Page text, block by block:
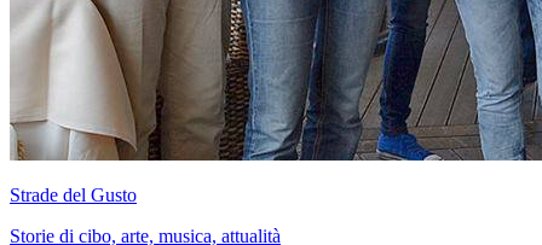
Strade del Gusto
Storie di cibo, arte, musica, attualità